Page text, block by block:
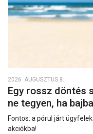
2026. AUGUSZTUS 8.
Egy rossz döntés
ne tegyen, ha
Fontos: a pórul járt
akciókba!